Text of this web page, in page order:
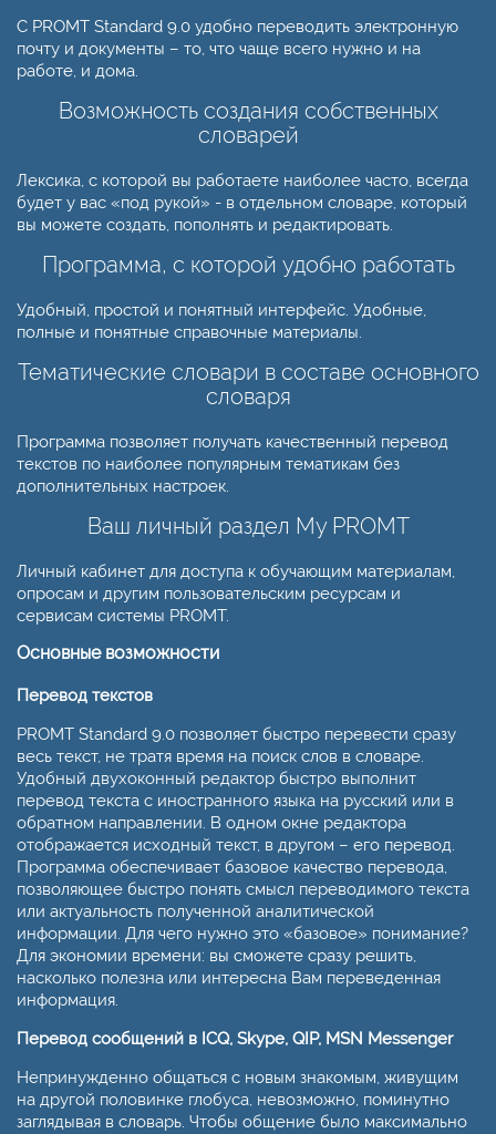
С PROMT Standard 9.0 удобно переводить электронную
почту и документы – то, что чаще всего нужно и на
работе, и дома.
Возможность создания собственных
словарей
Лексика, с которой вы работаете наиболее часто, всегда
будет у вас «под рукой» - в отдельном словаре, который
вы можете создать, пополнять и редактировать.
Программа, с которой удобно работать
Удобный, простой и понятный интерфейс. Удобные,
полные и понятные справочные материалы.
Тематические словари в составе основного
словаря
Программа позволяет получать качественный перевод
текстов по наиболее популярным тематикам без
дополнительных настроек.
Ваш личный раздел My PROMT
Личный кабинет для доступа к обучающим материалам,
опросам и другим пользовательским ресурсам и
сервисам системы PROMT.
Основные возможности
Перевод текстов
PROMT Standard 9.0 позволяет быстро перевести сразу
весь текст, не тратя время на поиск слов в словаре.
Удобный двухоконный редактор быстро выполнит
перевод текста с иностранного языка на русский или в
обратном направлении. В одном окне редактора
отображается исходный текст, в другом – его перевод.
Программа обеспечивает базовое качество перевода,
позволяющее быстро понять смысл переводимого текста
или актуальность полученной аналитической
информации. Для чего нужно это «базовое» понимание?
Для экономии времени: вы сможете сразу решить,
насколько полезна или интересна Вам переведенная
информация.
Перевод сообщений в ICQ, Skype, QIP, MSN Messenger
Непринужденно общаться с новым знакомым, живущим
на другой половинке глобуса, невозможно, поминутно
заглядывая в словарь. Чтобы общение было максимально